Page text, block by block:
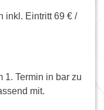
inkl. Eintritt 69 € /
1. Termin in bar zu
mit.